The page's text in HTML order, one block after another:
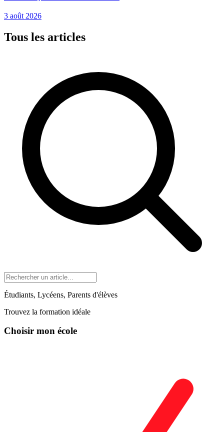
3 août 2026
Tous les articles
Étudiants, Lycéens, Parents d'élèves
Trouvez la formation idéale
Choisir mon école